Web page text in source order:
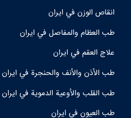
انقاص الوزن في ايران
طب العظام والمفاصل في ايران
علاج العقم في ايران
طب الأذن والأنف والحنجرة في ايران
طب القلب والأوعية الدموية في ايران
طب العيون في ايران